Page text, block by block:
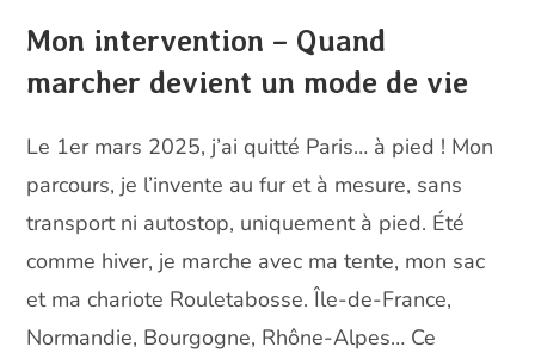
Mon intervention – Quand
marcher devient un mode de vie
Le 1er mars 2025, j’ai quitté Paris… à pied ! Mon
parcours, je l’invente au fur et à mesure, sans
transport ni autostop, uniquement à pied. Été
comme hiver, je marche avec ma tente, mon sac
et ma chariote Rouletabosse. Île-de-France,
Normandie, Bourgogne, Rhône-Alpes… Ce